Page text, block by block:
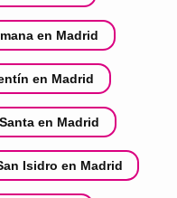
en Madrid
en Madrid
en Madrid
Isidro en Madrid